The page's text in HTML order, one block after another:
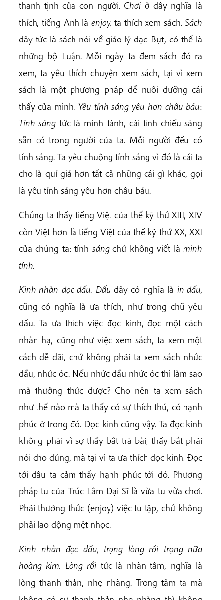
thanh tịnh của con người. Chơi ở đây nghĩa là
thích, tiếng Anh làenjoy, ta thích xem sách. Sách
đây tức là sách nói về giáo lý đạo Bụt, có thể là
những bộ Luận. Mỗi ngày ta đem sách đó ra
xem, ta yêu thích chuyện xem sách, tại vì xem
sách là một phương pháp để nuôi dưỡng cái
thấy của mình. Yêu tính sáng yêu hơn châu báu:
Tính sáng tức là minh tánh, cái tính chiếu sáng
sẵn có trong người của ta. Mỗi người đều có
tính sáng. Ta yêu chuộng tính sáng vì đó là cái ta
cho là quí giá hơn tất cả những cái gì khác, gọi
là yêu tính sáng yêu hơn châu báu.
Chúng ta thấy tiếng Việt của thế kỷ thứ XIII, XIV
còn Việt hơn là tiếng Việt của thế kỷ thứ XX, XXI
của chúng ta: tính sángchứ không viết là minh
tính.
Kinh nhàn đọc dấu. Dấu đây có nghĩa là in dấu,
cũng có nghĩa là ưa thích, như trong chữ yêu
dấu. Ta ưa thích việc đọc kinh, đọc một cách
nhàn hạ, cũng như việc xem sách, ta xem một
cách dễ dãi, chứ không phải ta xem sách nhức
đầu, nhức óc. Nếu nhức đầu nhức óc thì làm sao
mà thưởng thức được? Cho nên ta xem sách
như thế nào mà ta thấy có sự thích thú, có hạnh
phúc ở trong đó. Đọc kinh cũng vậy. Ta đọc kinh
không phải vì sợ thầy bắt trả bài, thầy bắt phải
nói cho đúng, mà tại vì ta ưa thích đọc kinh. Đọc
tới đâu ta cảm thấy hạnh phúc tới đó. Phương
pháp tu của Trúc Lâm Đại Sĩ là vừa tu vừa chơi.
Phải thưởng thức (enjoy) việc tu tập, chứ không
phải lao động mệt nhọc.
Kinh nhàn đọc dấu, trọng lòng rồi trọng nữa
hoàng kim. Lòng rồi tức là nhàn tâm, nghĩa là
lòng thanh thản, nhẹ nhàng. Trong tâm ta mà